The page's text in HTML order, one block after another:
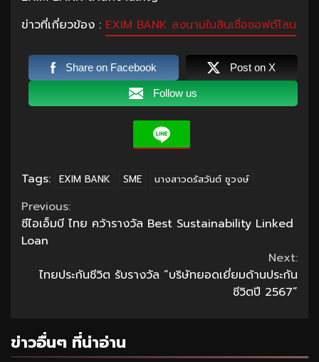
ข่าวที่เกี่ยวข้อง : EXIM BANK ลงนามในสินเชื่อซอฟต์โลน
Share on Facebook Post on X
Follow us
Tags: EXIM BANK SME นางสาวดรัสวันต์ ชูวงษ์
Continue
Reading
Previous:
ซีไอเอ็มบี ไทย คว้ารางวัล Best Sustainability Linked
Loan
Next:
ไทยประกันชีวิต รับรางวัล “บริษัทยอดเยี่ยมด้านประกัน
ชีวิตปี 2567”
ข่าวอื่นๆ ที่น่าอ่าน